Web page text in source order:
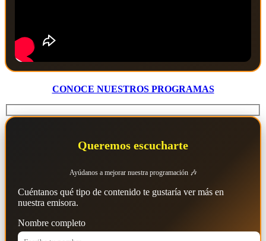
CONOCE NUESTROS PROGRAMAS
Queremos escucharte
Ayúdanos a mejorar nuestra programación 🎶
Cuéntanos qué tipo de contenido te gustaría ver más en
nuestra emisora.
Nombre completo